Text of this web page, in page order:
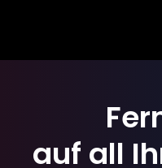
auf all